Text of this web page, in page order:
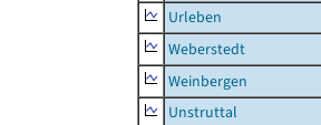
Urleben
Weberstedt
Weinbergen
Unstruttal